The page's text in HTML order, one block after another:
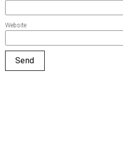
Website